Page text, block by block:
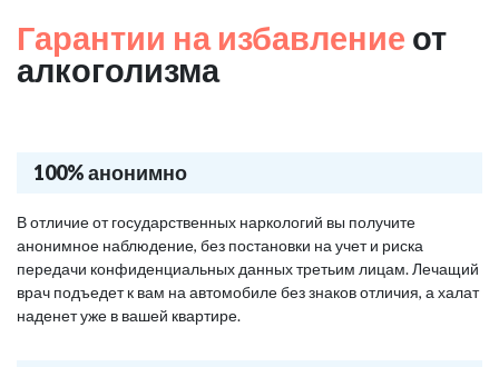
Гарантии на избавление от
алкоголизма
100% анонимно
В отличие от государственных наркологий вы получите
анонимное наблюдение, без постановки на учет и риска
передачи конфиденциальных данных третьим лицам. Лечащий
врач подъедет к вам на автомобиле без знаков отличия, а халат
наденет уже в вашей квартире.